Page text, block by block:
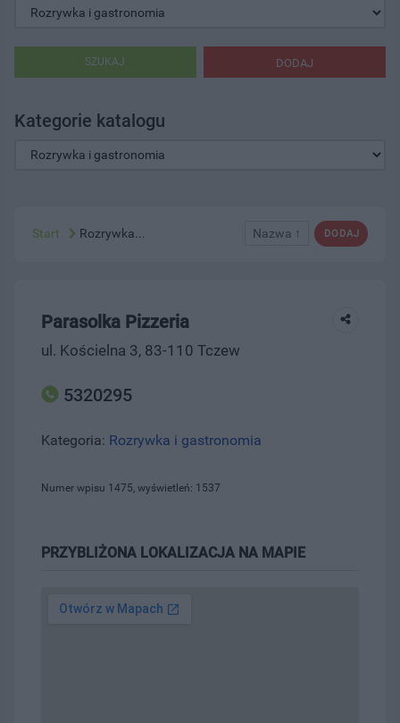
DODAJ
SZUKAJ
Kategorie katalogu
DODAJ
Nazwa ↑
Start Rozrywka...
Parasolka Pizzeria
ul. Kościelna 3, 83-110 Tczew
5320295
Kategoria: Rozrywka i gastronomia
Numer wpisu 1475, wyświetleń: 1537
PRZYBLIŻONA LOKALIZACJA NA MAPIE